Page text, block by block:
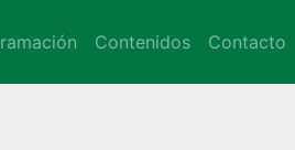
Contenidos Contacto